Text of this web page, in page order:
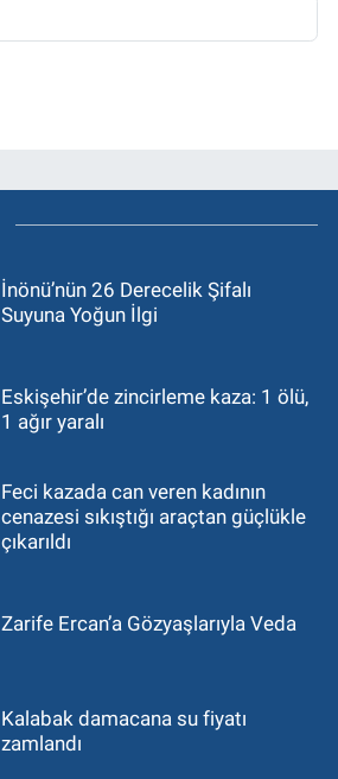
İnönü’nün 26 Derecelik Şifalı
Suyuna Yoğun İlgi
Eskişehir’de zincirleme kaza: 1 ölü,
1 ağır yaralı
Feci kazada can veren kadının
cenazesi sıkıştığı araçtan güçlükle
çıkarıldı
Zarife Ercan’a Gözyaşlarıyla Veda
Kalabak damacana su fiyatı
zamlandı